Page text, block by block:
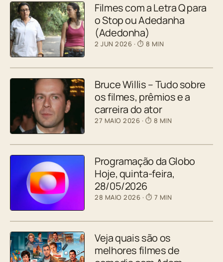
Filmes com a Letra Q para
o Stop ou Adedanha
(Adedonha)
2 JUN 2026 · ⏱ 8 MIN
Bruce Willis – Tudo sobre
os filmes, prêmios e a
carreira do ator
27 MAIO 2026 · ⏱ 8 MIN
Programação da Globo
Hoje, quinta-feira,
28/05/2026
28 MAIO 2026 · ⏱ 7 MIN
Veja quais são os
melhores filmes de